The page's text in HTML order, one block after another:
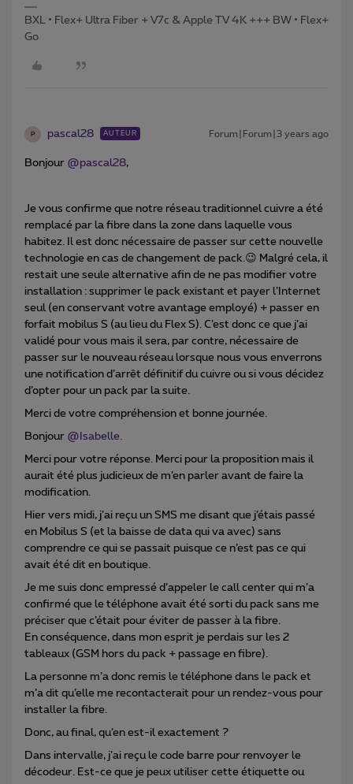
BXL • Flex+ Ultra Fiber + V7c & Apple TV 4K +++ BW • Flex+
Go
P pascal28 AUTEUR Forum|Forum|3 years ago
Bonjour @pascal28,
Je vous confirme que notre réseau traditionnel cuivre a été
remplacé par la fibre dans la zone dans laquelle vous
habitez. Il est donc nécessaire de passer sur cette nouvelle
technologie en cas de changement de pack.😉 Malgré cela, il
restait une seule alternative afin de ne pas modifier votre
installation : supprimer le pack existant et payer l’Internet
seul (en conservant votre avantage employé) + passer en
forfait mobilus S (au lieu du Flex S). C’est donc ce que j’ai
validé pour vous mais il sera, par contre, nécessaire de
passer sur le nouveau réseau lorsque nous vous enverrons
une notification d’arrêt définitif du cuivre ou si vous décidez
d’opter pour un pack par la suite.
Merci de votre compréhension et bonne journée.
Bonjour @Isabelle.
Merci pour votre réponse. Merci pour la proposition mais il
aurait été plus judicieux de m’en parler avant de faire la
modification.
Hier vers midi, j’ai reçu un SMS me disant que j’étais passé
en Mobilus S (et la baisse de data qui va avec) sans
comprendre ce qui se passait puisque ce n’est pas ce qui
avait été dit en boutique.
Je me suis donc empressé d’appeler le call center qui m’a
confirmé que le téléphone avait été sorti du pack sans me
préciser que c’était pour éviter de passer à la fibre.
En conséquence, dans mon esprit je perdais sur les 2
tableaux (GSM hors du pack + passage en fibre).
La personne m’a donc remis le téléphone dans le pack et
m’a dit qu’elle me recontacterait pour un rendez-vous pour
installer la fibre.
Donc, au final, qu’en est-il exactement ?
Dans intervalle, j’ai reçu le code barre pour renvoyer le
décodeur. Est-ce que je peux utiliser cette étiquette ou